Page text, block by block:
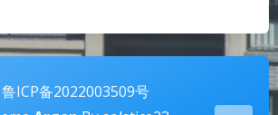
关闭
鲁ICP备2022003509号